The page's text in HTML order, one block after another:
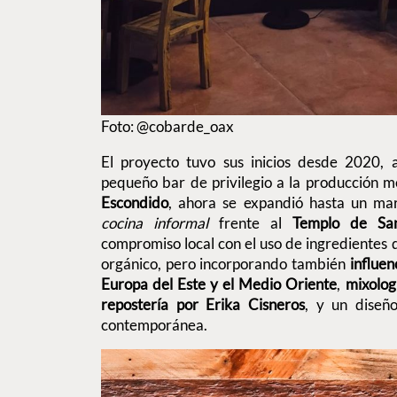
Foto: @cobarde_oax
El proyecto tuvo sus inicios desde 2020,
pequeño bar de privilegio a la producción
Escondido, ahora se expandió hasta un
cocina informalfrente al Templo de
compromiso local con el uso de ingredientes
orgánico, pero incorporando también
Europa del Este y el Medio Oriente,
repostería por Erika Cisneros, y un
contemporánea.